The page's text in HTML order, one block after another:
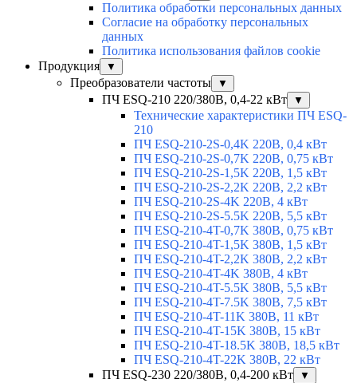
Политика обработки персональных данных
Согласие на обработку персональных
данных
Политика использования файлов cookie
Продукция
▼
Преобразователи частоты ▼
ПЧ ESQ-210 220/380В, 0,4-22 кВт ▼
Технические характеристики ПЧ ESQ-
210
ПЧ ESQ-210-2S-0,4K 220В, 0,4 кВт
ПЧ ESQ-210-2S-0,7K 220В, 0,75 кВт
ПЧ ESQ-210-2S-1,5K 220В, 1,5 кВт
ПЧ ESQ-210-2S-2,2K 220В, 2,2 кВт
ПЧ ESQ-210-2S-4K 220В, 4 кВт
ПЧ ESQ-210-2S-5.5K 220В, 5,5 кВт
ПЧ ESQ-210-4T-0,7K 380В, 0,75 кВт
ПЧ ESQ-210-4T-1,5K 380В, 1,5 кВт
ПЧ ESQ-210-4T-2,2K 380В, 2,2 кВт
ПЧ ESQ-210-4T-4K 380В, 4 кВт
ПЧ ESQ-210-4T-5.5K 380В, 5,5 кВт
ПЧ ESQ-210-4T-7.5K 380В, 7,5 кВт
ПЧ ESQ-210-4T-11K 380В, 11 кВт
ПЧ ESQ-210-4T-15K 380В, 15 кВт
ПЧ ESQ-210-4T-18.5K 380В, 18,5 кВт
ПЧ ESQ-210-4T-22K 380В, 22 кВт
ПЧ ESQ-230 220/380В, 0,4-200 кВт
▼